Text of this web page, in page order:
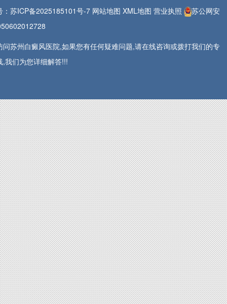
：苏ICP备2025185101号-7 网站地图 XML地图 营业执照
苏公网安
问苏州白癜风医院,如果您有任何疑难问题,请在线咨询或拨打我们的专
,我们为您详细解答!!!